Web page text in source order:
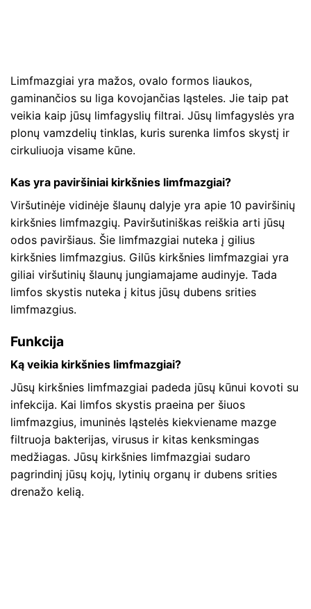
Limfmazgiai yra mažos, ovalo formos liaukos,
gaminančios su liga kovojančias ląsteles. Jie taip pat
veikia kaip jūsų limfagyslių filtrai. Jūsų limfagyslės yra
plonų vamzdelių tinklas, kuris surenka limfos skystį ir
cirkuliuoja visame kūne.
Kas yra paviršiniai kirkšnies limfmazgiai?
Viršutinėje vidinėje šlaunų dalyje yra apie 10 paviršinių
kirkšnies limfmazgių. Paviršutiniškas reiškia arti jūsų
odos paviršiaus. Šie limfmazgiai nuteka į gilius
kirkšnies limfmazgius. Gilūs kirkšnies limfmazgiai yra
giliai viršutinių šlaunų jungiamajame audinyje. Tada
limfos skystis nuteka į kitus jūsų dubens srities
limfmazgius.
Funkcija
Ką veikia kirkšnies limfmazgiai?
Jūsų kirkšnies limfmazgiai padeda jūsų kūnui kovoti su
infekcija. Kai limfos skystis praeina per šiuos
limfmazgius, imuninės ląstelės kiekviename mazge
filtruoja bakterijas, virusus ir kitas kenksmingas
medžiagas. Jūsų kirkšnies limfmazgiai sudaro
pagrindinį jūsų kojų, lytinių organų ir dubens srities
drenažo kelią.